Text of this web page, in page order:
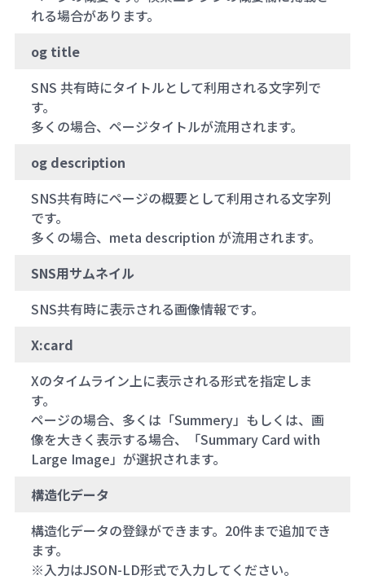
れる場合があります。
og title
SNS 共有時にタイトルとして利用される文字列で
す。
多くの場合、ページタイトルが流用されます。
og description
SNS共有時にページの概要として利用される文字列
です。
多くの場合、meta description が流用されます。
SNS用サムネイル
SNS共有時に表示される画像情報です。
X:card
Xのタイムライン上に表示される形式を指定しま
す。
ページの場合、多くは「Summery」もしくは、画
像を大きく表示する場合、「Summary Card with
Large Image」が選択されます。
構造化データ
構造化データの登録ができます。20件まで追加でき
ます。
※入力はJSON-LD形式で入力してください。